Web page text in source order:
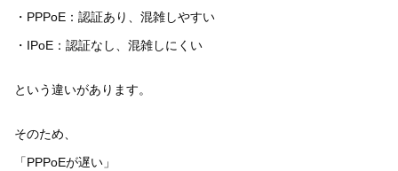
・PPPoE：認証あり、混雑しやすい
・IPoE：認証なし、混雑しにくい
という違いがあります。
そのため、
「PPPoEが遅い」